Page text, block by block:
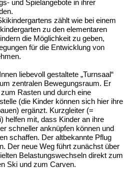
und Spielangebote in ihrer
zählt wie bei einem
zu den elementaren
die Möglichkeit zu geben,
für die Entwicklung von
liebevoll gestaltete „Turnsaal“
zentralen Bewegungsraum. Er
Rasten und durch eine
(die Kinder können sich hier ihre
ergänzt. Kurzgleiter (=
helfen mit, dass Kinder an ihre
schneller anknüpfen können und
schaffen. Der altbekannte Pflug
Der neue Weg führt zunächst über
Belastungswechseln direkt zum
Ski und zum Carven.